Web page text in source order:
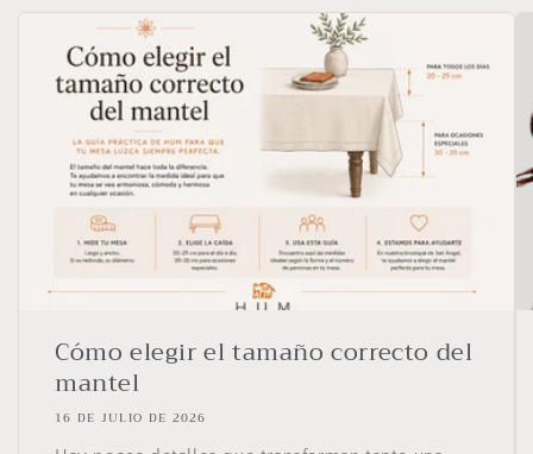
Cómo elegir el tamaño correcto del
mantel
16 DE JULIO DE 2026